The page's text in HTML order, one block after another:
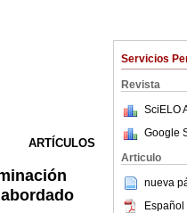
Servicios
Revista
SciELO
Google
Articulo
nueva
Español
ARTÍCULOS